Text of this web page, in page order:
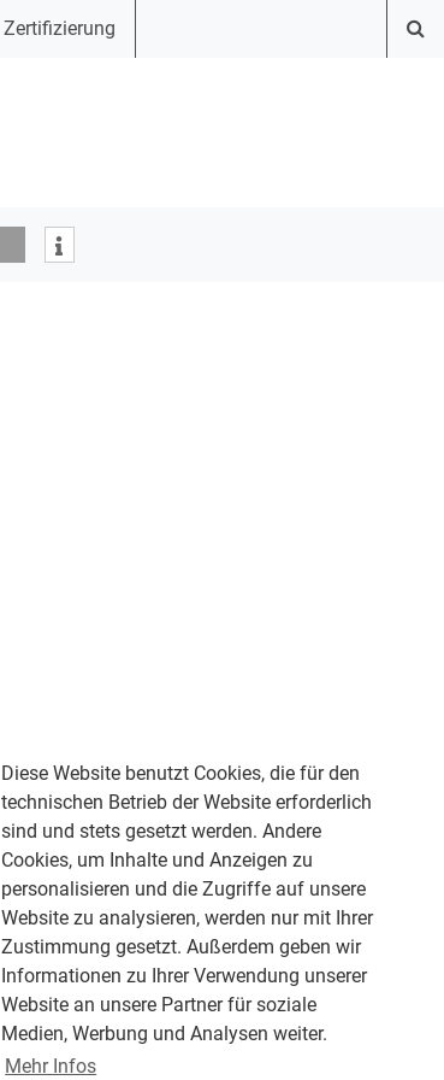
Diese Website benutzt Cookies, die für den
technischen Betrieb der Website erforderlich
sind und stets gesetzt werden. Andere
Cookies, um Inhalte und Anzeigen zu
personalisieren und die Zugriffe auf unsere
Website zu analysieren, werden nur mit Ihrer
Zustimmung gesetzt. Außerdem geben wir
Informationen zu Ihrer Verwendung unserer
Website an unsere Partner für soziale
Medien, Werbung und Analysen weiter.
Mehr Infos
Zertifizierung